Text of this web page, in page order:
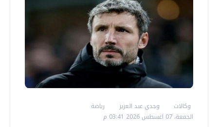
وكالات وجدي عبد العزيز
رياضة
الجمعة، 07 اغسطس 2026 03:41 م